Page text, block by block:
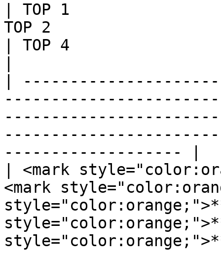
| TOP 1
TOP 2
| TOP 4
|
------------------- |
| <mark
<mark